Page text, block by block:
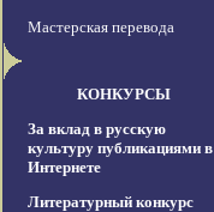
Мастерская перевода
КОНКУРСЫ
За вклад в русскую
культуру публикациями в
Интернете
Литературный конкурс